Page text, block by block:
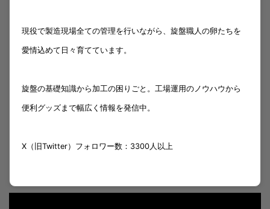
現役で製造現場全ての管理を行いながら、旋盤職人の卵たちを
愛情込めて日々育てています。
旋盤の基礎知識から加工の困りごと。工場運用のノウハウから
便利グッズまで幅広く情報を発信中。
X（旧Twitter）フォロワー数：3300人以上